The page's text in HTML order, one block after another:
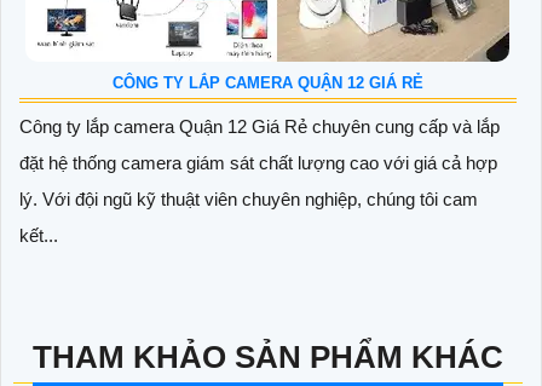
CÔNG TY LẮP CAMERA QUẬN 12 GIÁ RẺ
Công ty lắp camera Quận 12 Giá Rẻ chuyên cung cấp và lắp
đặt hệ thống camera giám sát chất lượng cao với giá cả hợp
lý. Với đội ngũ kỹ thuật viên chuyên nghiệp, chúng tôi cam
kết...
THAM KHẢO SẢN PHẨM KHÁC